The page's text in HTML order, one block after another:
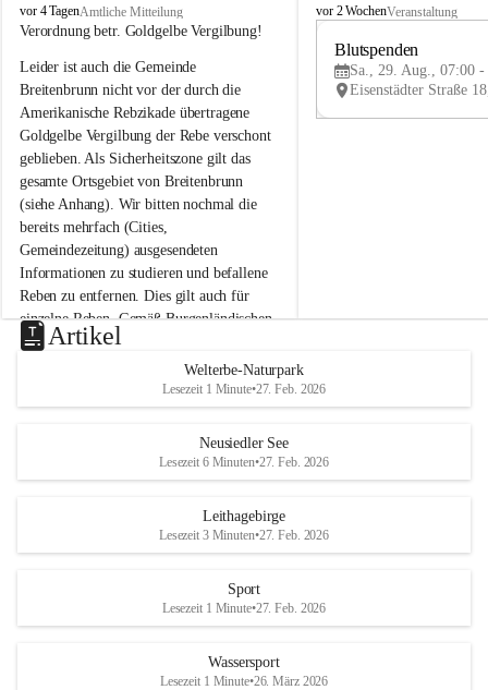
B
r
i
t
e
n
b
r
u
n
n
a
m
N
e
u
s
d
S
vor 4 TagenAmtliche Mitteilung
Verordnung betr. Goldgelbe Vergilbung!
Leider ist auch die Gemeinde
Breitenbrunn nicht vor der durch die
Amerikanische Rebzikade übertragene
Goldgelbe Vergilbung der Rebe verschont
geblieben. Als Sicherheitszone gilt das
gesamte Ortsgebiet von Breitenbrunn
(siehe Anhang). Wir bitten nochmal die
bereits mehrfach (Cities,
Gemeindezeitung) ausgesendeten
Informationen zu studieren und befallene
Reben zu entfernen. Dies gilt auch für
einzelne Reben. Gemäß Burgenländischen
Weinbaugesetz sind nicht gepflegte oder
unzulässige Weingärten zu roden! Bitte
helfen wir zusammen um unsere Winzer
vor den prognostizierten Ernteausfällen
und den daraus folgenden wirtschaftlichen
Maßnahmen zur Bekämpfung
Rebe und der Amerikanischen
Anhang VBl. EU Nr. 18
B
e
u
e
d
r
S
vor 2 WochenVeranstaltung
Blutspenden
Sa., 29. Aug., 07:00 -
Artikel
Welterbe-Naturpark
Lesezeit 1 Minute•27. Feb. 2026
Neusiedler See
Lesezeit 6 Minuten•27. Feb. 2026
Leithagebirge
Lesezeit 3 Minuten•27. Feb. 2026
Sport
Lesezeit 1 Minute•27. Feb. 2026
Wassersport
Lesezeit 1 Minute•26. März 2026